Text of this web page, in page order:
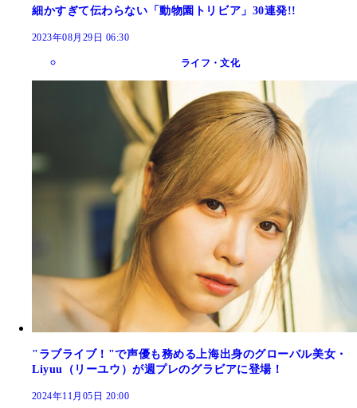
細かすぎて伝わらない「動物園トリビア」30連発!!
2023年08月29日 06:30
ライフ・文化
"ラブライブ！"で声優も務める上海出身のグローバル美女・
Liyuu（リーユウ）が週プレのグラビアに登場！
2024年11月05日 20:00